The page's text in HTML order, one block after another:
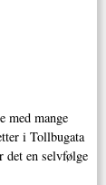
med mange
i Tollbugata
det en selvfølge